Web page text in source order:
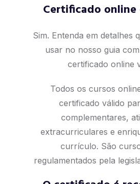
Certificado online
Sim. Entenda em detalhes
usar no nossoguia
certificado online
Todos os cursos
certificado válido
complementares,
extracurriculares e
currículo. São
regulamentados pela